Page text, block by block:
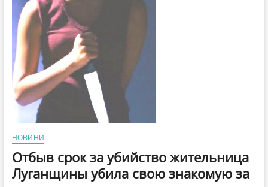
жалобе
приговорен
к
пожизненному
заключению
НОВИНИ
Отбыв срок за убийство жительница
Луганщины убила свою знакомую за